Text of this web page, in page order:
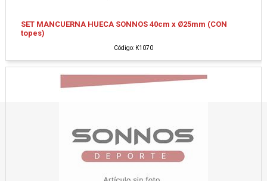
SET MANCUERNA HUECA SONNOS 40cm x Ø25mm (CON
topes)
Código: K1070